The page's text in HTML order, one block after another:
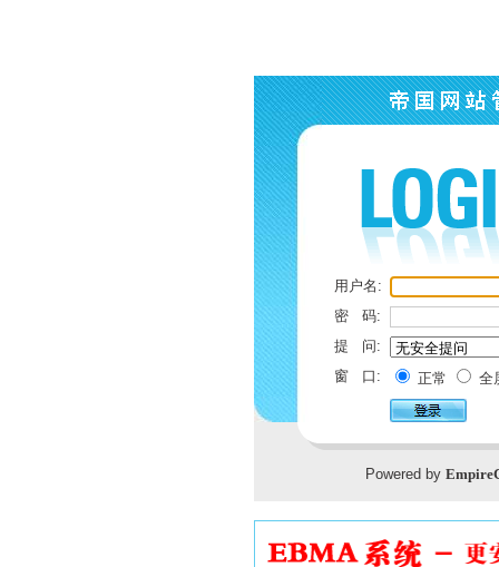
用户名:
密 码:
提 问:
窗 口:
正常 全
Powered by